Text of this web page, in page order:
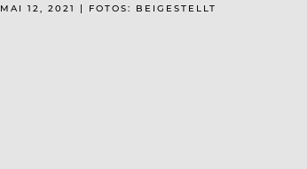
MAI 12, 2021 | FOTOS: BEIGESTELLT